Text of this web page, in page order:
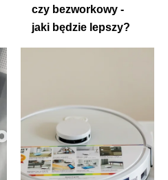
czy bezworkowy -
jaki będzie lepszy?